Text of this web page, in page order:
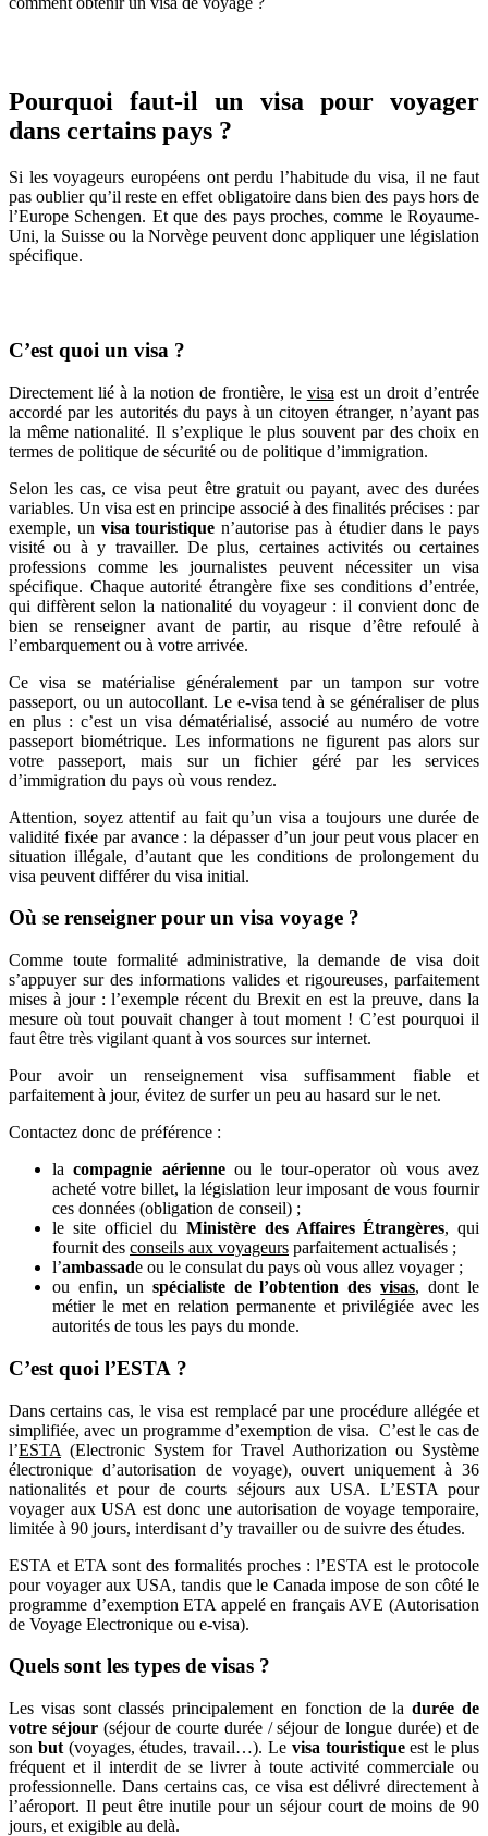
Tout savoir sur les VISA pour voyager
Pourquoi faut-il un visa pour voyager
dans certains pays ?
Si les voyageurs européens ont perdu l’habitude du visa, il ne faut
pas oublier qu’il reste en effet obligatoire dans bien des pays hors de
l’Europe Schengen. Et que des pays proches, comme le Royaume-
Uni, la Suisse ou la Norvège peuvent donc appliquer une législation
spécifique.
C’est quoi un visa ?
Directement lié à la notion de frontière, le visa est un droit d’entrée
accordé par les autorités du pays à un citoyen étranger, n’ayant pas
la même nationalité. Il s’explique le plus souvent par des choix en
termes de politique de sécurité ou de politique d’immigration.
Selon les cas, ce visa peut être gratuit ou payant, avec des durées
variables. Un visa est en principe associé à des finalités précises : par
exemple, un visa touristiquen’autorise pas à étudier dans le pays
visité ou à y travailler. De plus, certaines activités ou certaines
professions comme les journalistes peuvent nécessiter un visa
spécifique. Chaque autorité étrangère fixe ses conditions d’entrée,
qui diffèrent selon la nationalité du voyageur : il convient donc de
bien se renseigner avant de partir, au risque d’être refoulé à
l’embarquement ou à votre arrivée.
Ce visa se matérialise généralement par un tampon sur votre
passeport, ou un autocollant. Le e-visa tend à se généraliser de plus
en plus : c’est un visa dématérialisé, associé au numéro de votre
passeport biométrique. Les informations ne figurent pas alors sur
votre passeport, mais sur un fichier géré par les services
d’immigration du pays où vous rendez.
Attention, soyez attentif au fait qu’un visa a toujours une durée de
validité fixée par avance : la dépasser d’un jour peut vous placer en
situation illégale, d’autant que les conditions de prolongement du
visa peuvent différer du visa initial.
Où se renseigner pour un visa voyage ?
Comme toute formalité administrative, la demande de visa doit
s’appuyer sur des informations valides et rigoureuses, parfaitement
mises à jour : l’exemple récent du Brexit en est la preuve, dans la
mesure où tout pouvait changer à tout moment ! C’est pourquoi il
faut être très vigilant quant à vos sources sur internet.
Pour avoir un renseignement visa suffisamment fiable et
parfaitement à jour, évitez de surfer un peu au hasard sur le net.
Contactez donc de préférence :
lacompagnie aérienneou le tour-operator où vous avez
acheté votre billet, la législation leur imposant de vous fournir
ces données (obligation de conseil) ;
le site officiel du Ministère des Affaires Étrangères, qui
fournit des conseils aux voyageurs parfaitement actualisés ;
l’ambassade ou le consulat du pays où vous allez voyager ;
ou enfin, un spécialiste de l’obtention desvisas, dont le
métier le met en relation permanente et privilégiée avec les
autorités de tous les pays du monde.
C’est quoi l’ESTA ?
Dans certains cas, le visa est remplacé par une procédure allégée et
simplifiée, avec un programme d’exemption de visa. C’est le cas de
l’ESTA (Electronic System for Travel Authorization ou Système
électronique d’autorisation de voyage), ouvert uniquement à 36
nationalités et pour de courts séjours aux USA. L’ESTA pour
voyager aux USA est donc une autorisation de voyage temporaire,
limitée à 90 jours, interdisant d’y travailler ou de suivre des études.
ESTA et ETA sont des formalités proches : l’ESTA est le protocole
pour voyager aux USA, tandis que le Canada impose de son côté le
programme d’exemption ETA appelé en français AVE (Autorisation
de Voyage Electronique ou e-visa).
Quels sont les types de visas ?
Les visas sont classés principalement en fonction de ladurée de
votre séjour (séjour de courte durée / séjour de longue durée) et de
son but(voyages, études, travail…). Le visa touristiqueest le plus
fréquent et il interdit de se livrer à toute activité commerciale ou
professionnelle. Dans certains cas, ce visa est délivré directement à
l’aéroport. Il peut être inutile pour un séjour court de moins de 90
jours, et exigible au delà.